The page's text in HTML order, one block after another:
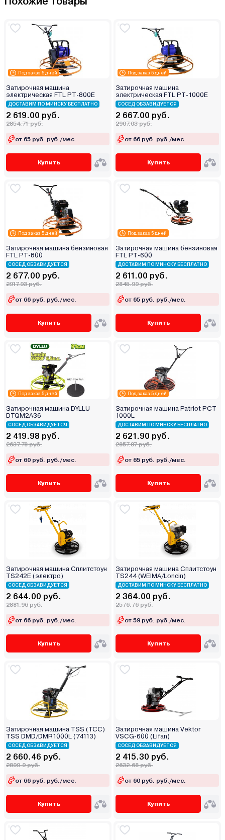
Под заказ 5 дней
Затирочная машина
электрическая FTL PT-800E
ДОСТАВИМ ПО МИНСКУ БЕСПЛАТНО
2 619.00 руб.
2854.71 руб.
от 65 руб. руб./мес.
Купить
Под заказ 5 дней
Затирочная машина
электрическая FTL PT-1000E
СОСЕД ОБЗАВИДУЕТСЯ
2 667.00 руб.
2907.03 руб.
от 66 руб. руб./мес.
Купить
Под заказ 5 дней
Затирочная машина бензиновая
FTL PT-800
СОСЕД ОБЗАВИДУЕТСЯ
2 677.00 руб.
2917.93 руб.
от 66 руб. руб./мес.
Купить
Под заказ 5 дней
Затирочная машина бензиновая
FTL PT-600
ДОСТАВИМ ПО МИНСКУ БЕСПЛАТНО
2 611.00 руб.
2845.99 руб.
от 65 руб. руб./мес.
Купить
Под заказ 5 дней
Затирочная машина DYLLU
DTQM2A36
СОСЕД ОБЗАВИДУЕТСЯ
2 419.98 руб.
2637.78 руб.
от 60 руб. руб./мес.
Купить
Под заказ 5 дней
Затирочная машина Patriot PCT
1000L
ДОСТАВИМ ПО МИНСКУ БЕСПЛАТНО
2 621.90 руб.
2857.87 руб.
от 65 руб. руб./мес.
Купить
Затирочная машина Сплитстоун
TS242E (электро)
СОСЕД ОБЗАВИДУЕТСЯ
2 644.00 руб.
2881.96 руб.
от 66 руб. руб./мес.
Купить
Затирочная машина Сплитстоун
TS244 (WEIMA/Loncin)
ДОСТАВИМ ПО МИНСКУ БЕСПЛАТНО
2 364.00 руб.
2576.76 руб.
от 59 руб. руб./мес.
Купить
Затирочная машина TSS (ТСС)
TSS DMD/DMR1000L (74113)
СОСЕД ОБЗАВИДУЕТСЯ
2 660.46 руб.
2899.9 руб.
от 66 руб. руб./мес.
Купить
Затирочная машина Vektor
VSCG-600 (Lifan)
СОСЕД ОБЗАВИДУЕТСЯ
2 415.30 руб.
2632.68 руб.
от 60 руб. руб./мес.
Купить